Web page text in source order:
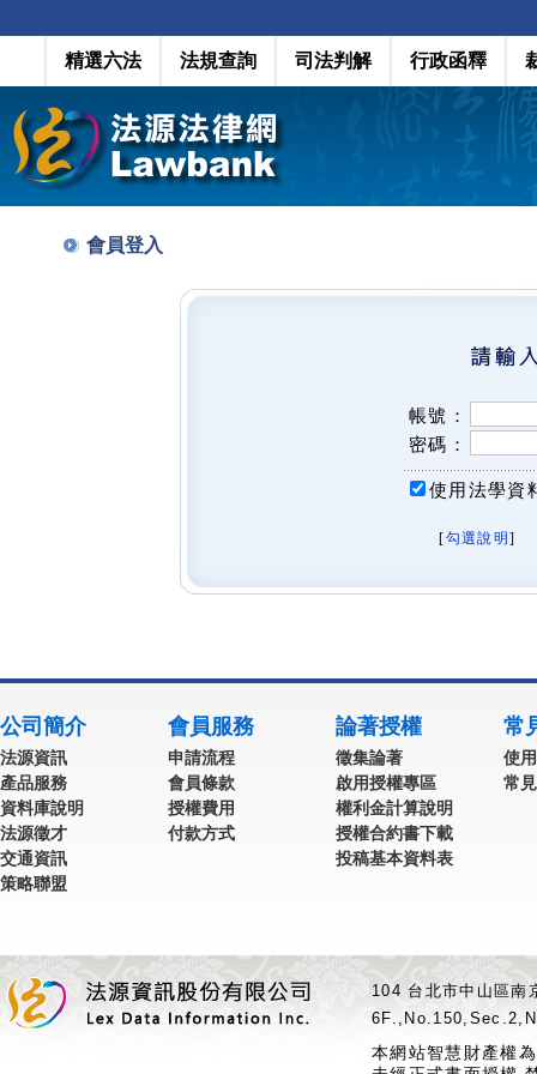
精選六法 法規查詢 司法判解 行政函釋
會員登入
帳號：
密碼：
使用法學資
[勾選說明 ]
公司簡介
法源資訊
產品服務
資料庫說明
法源徵才
交通資訊
策略聯盟
會員服務
申請流程
會員條款
授權費用
付款方式
論著授權
徵集論著
啟用授權專區
權利金計算說明
授權合約書下載
投稿基本資料表
常
使
常
104 台北市中山區
本網站智慧財產權